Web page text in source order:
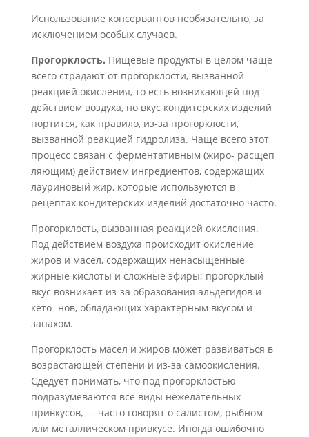
Использование консервантов необязательно, за
исключением особых случаев.
Прогорклость. Пищевые продукты в целом чаще
всего страдают от прогоркло­сти, вызванной
реакцией окисления, то есть возникающей под
действием воздуха, но вкус кондитерских изделий
портится, как правило, из-за прогорклости,
вызван­ной реакцией гидролиза. Чаще всего этот
процесс связан с ферментативным (жиро- расщеп
ляющим) действием ингредиентов, содержащих
лауриновый жир, которые используются в
рецептах кондитерских изделий достаточно часто.
Прогорклость, вызванная реакцией окисления.
Под действием воздуха про­исходит окисление
жиров и масел, содержащих ненасыщенные
жирные кислоты и сложные эфиры; прогорклый
вкус возникает из-за образования альдегидов и
кето- нов, обладающих характерным вкусом и
запахом.
Прогорклость масел и жиров может развиваться в
возрастающей степени и из-за самоокисления.
Сдедует понимать, что под прогорклостью
подразумеваются все виды нежелательных
привкусов, — часто говорят о салистом, рыбном
или ме­таллическом привкусе. Иногда ошибочно